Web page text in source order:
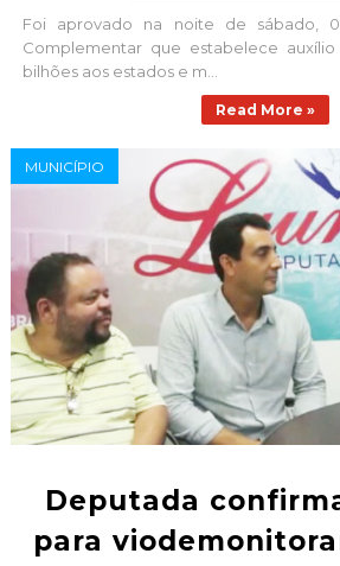
Foi aprovado na noite de sábado,
Complementar que estabelece
bilhões aos estados e m...
Read More »
MUNICÍPIO
Deputada
para